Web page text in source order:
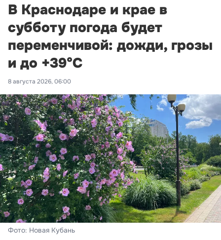
В Краснодаре и крае в
субботу погода будет
переменчивой: дожди, грозы
и до +39°С
8 августа 2026, 06:00
Фото: Новая Кубань